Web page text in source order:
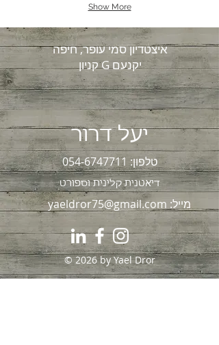
Show More
איצטדיון סמי עופר, חיפה
קניון G יקנעם
יעל דרור
טלפון:054-6747711
דיאטנית קלינית וספורט
מייל: yaeldror75@gmail.com
© 2026 by Yael Dror